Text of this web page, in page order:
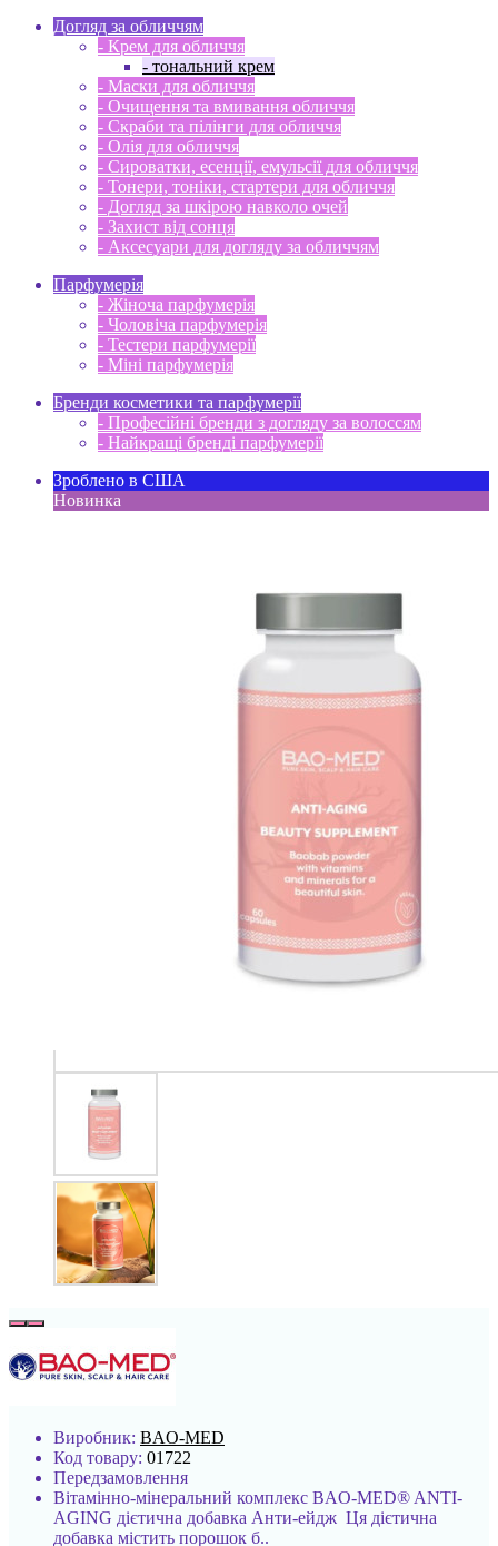
Догляд за обличчям
- Крем для обличчя
- тональний крем
- Маски для обличчя
- Очищення та вмивання обличчя
- Скраби та пілінги для обличчя
- Олія для обличчя
- Сироватки, есенції, емульсії для обличчя
- Тонери, тоніки, стартери для обличчя
- Догляд за шкірою навколо очей
- Захист від сонця
- Аксесуари для догляду за обличчям
Парфумерія
- Жіноча парфумерія
- Чоловіча парфумерія
- Тестери парфумерії
- Міні парфумерія
Бренди косметики та парфумерії
- Професійні бренди з догляду за волоссям
- Найкращі бренді парфумерії
Зроблено в США
Новинка
Виробник: BAO-MED
Код товару: 01722
Передзамовлення
Вітамінно-мінеральний комплекс BAO-MED® ANTI-
AGING дієтична добавка Анти-ейдж Ця дієтична
добавка містить порошок б..